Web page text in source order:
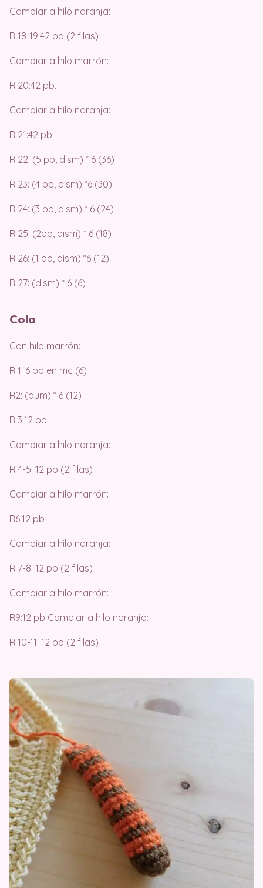
Cambiar a hilo naranja:
R 18-19:42 pb (2 filas)
Cambiar a hilo marrón:
R 20:42 pb.
Cambiar a hilo naranja:
R 21:42 pb
R 22: (5 pb, dism) * 6 (36)
R 23: (4 pb, dism) *6 (30)
R 24: (3 pb, dism) * 6 (24)
R 25: (2pb, dism) * 6 (18)
R 26: (1 pb, dism) *6 (12)
R 27: (dism) * 6 (6)
Cola
Con hilo marrón:
R 1: 6 pb en mc (6)
R2: (aum) * 6 (12)
R 3:12 pb
Cambiar a hilo naranja:
R 4-5: 12 pb (2 filas)
Cambiar a hilo marrón:
R6:12 pb
Cambiar a hilo naranja:
R 7-8: 12 pb (2 filas)
Cambiar a hilo marrón:
R9:12 pb Cambiar a hilo naranja:
R 10-11: 12 pb (2 filas)